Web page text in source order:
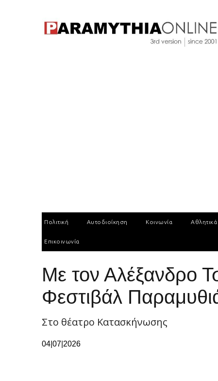
Πολιτική Αυτοδιοίκηση Κοινωνία Αθλητικά
Επικοινωνία
Με τον Αλέξανδρο
Φεστιβάλ
Στο θέατρο Κατασκήνωσης
04|07|2026